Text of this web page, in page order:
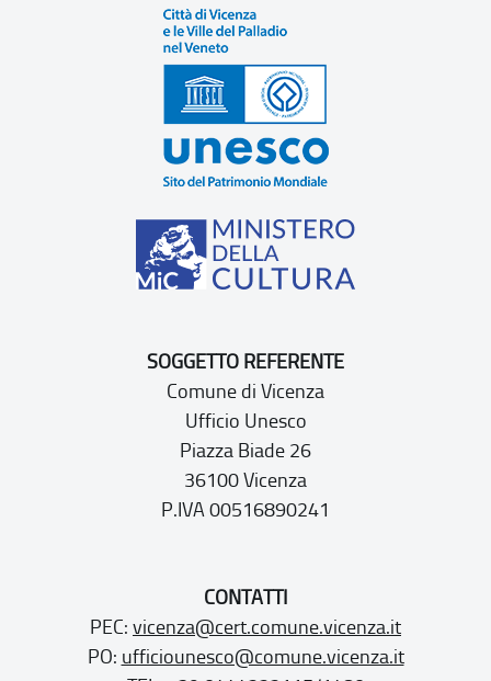
SOGGETTO REFERENTE
Comune di Vicenza
Ufficio Unesco
Piazza Biade 26
36100 Vicenza
P.IVA 00516890241
CONTATTI
PEC: vicenza@cert.comune.vicenza.it
PO: ufficiounesco@comune.vicenza.it